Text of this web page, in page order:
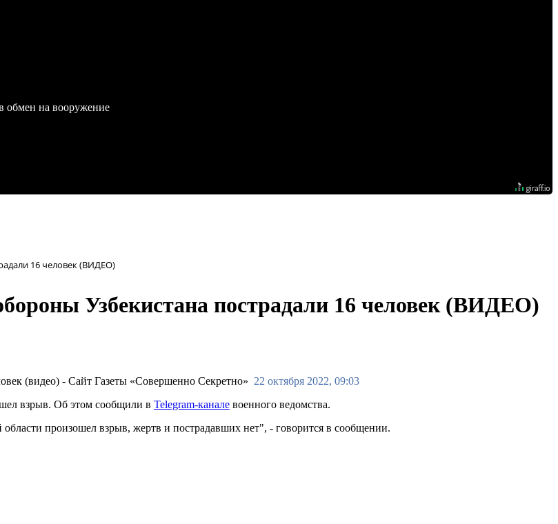
обмен на вооружение
16 человек (ВИДЕО)
Узбекистана пострадали 16 человек (ВИДЕО)
22 октября 2022, 09:03
взрыв. Об этом сообщили в Telegram-канале военного ведомства.
произошел взрыв, жертв и пострадавших нет", - говорится в сообщении.